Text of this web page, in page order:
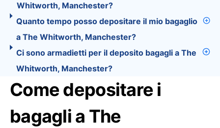
Whitworth, Manchester?
Quanto tempo posso depositare il mio bagaglio
a The Whitworth, Manchester?
Ci sono armadietti per il deposito bagagli a The
Whitworth, Manchester?
Come depositare i
bagagli a The